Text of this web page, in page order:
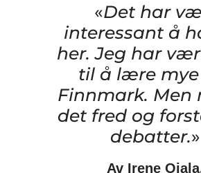
«Det har
interessant å
her. Jeg har
til å lære
Finnmark. Men
det fred og
debatter.»
Av Irene